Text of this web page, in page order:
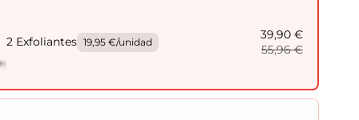
2 Exfoliantes 19,95 €/unidad
39,90 €
55,96 €